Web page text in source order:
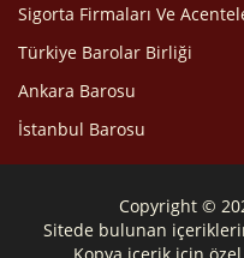
Sigorta Firmaları Ve
Türkiye Barolar Birliği
Ankara Barosu
İstanbul Barosu
Copyright ©
Sitede bulunan